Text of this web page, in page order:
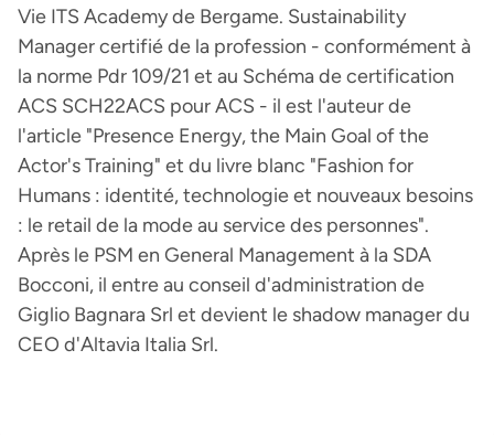
Vie ITS Academy de Bergame. Sustainability
Manager certifié de la profession - conformément à
la norme Pdr 109/21 et au Schéma de certification
ACS SCH22ACS pour ACS - il est l'auteur de
l'article "Presence Energy, the Main Goal of the
Actor's Training" et du livre blanc "Fashion for
Humans : identité, technologie et nouveaux besoins
: le retail de la mode au service des personnes".
Après le PSM en General Management à la SDA
Bocconi, il entre au conseil d'administration de
Giglio Bagnara Srl et devient le shadow manager du
CEO d'Altavia Italia Srl.